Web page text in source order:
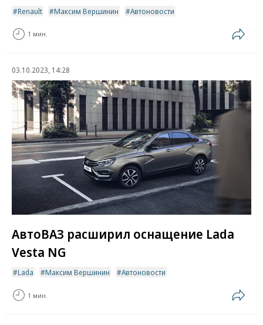
Renault Максим Вершинин Автоновости
1 мин.
03.10.2023, 14:28
АвтоВАЗ расширил оснащение Lada
Vesta NG
Lada Максим Вершинин Автоновости
1 мин.